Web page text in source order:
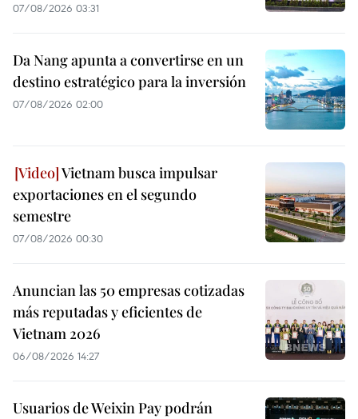
07/08/2026 03:31
Da Nang apunta a convertirse en un
destino estratégico para la inversión
07/08/2026 02:00
Vietnam busca impulsar
exportaciones en el segundo
semestre
07/08/2026 00:30
Anuncian las 50 empresas cotizadas
más reputadas y eficientes de
Vietnam 2026
06/08/2026 14:27
Usuarios de Weixin Pay podrán